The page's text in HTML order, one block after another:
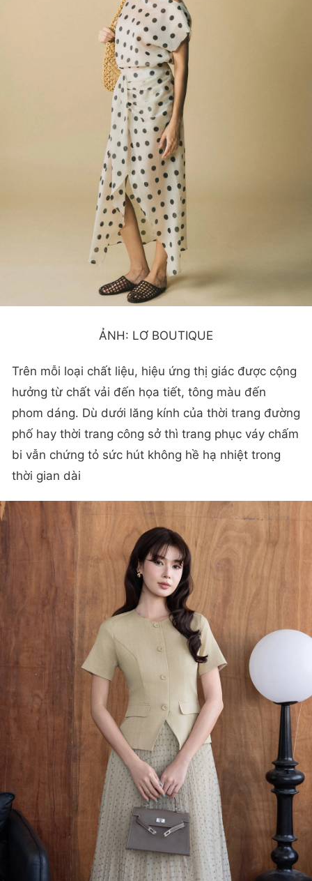
ẢNH: LƠ BOUTIQUE
Trên mỗi loại chất liệu, hiệu ứng thị giác được cộng
hưởng từ chất vải đến họa tiết, tông màu đến
phom dáng. Dù dưới lăng kính của thời trang đường
phố hay thời trang công sở thì trang phục váy chấm
bi vẫn chứng tỏ sức hút không hề hạ nhiệt trong
thời gian dài